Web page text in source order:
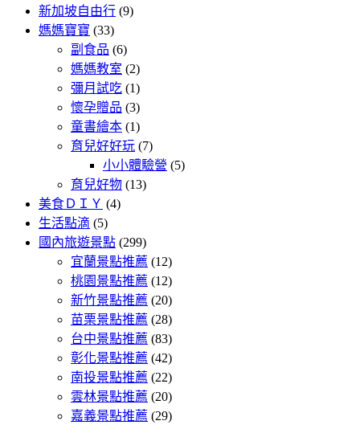
新加坡自由行 (9)
媽媽寶寶 (33)
副食品 (6)
媽媽教室 (2)
彌月試吃 (1)
懷孕贈品 (3)
童書繪本 (1)
育兒好好玩 (7)
小小體驗營 (5)
育兒好物 (13)
美食ＤＩＹ (4)
生活點滴 (5)
國內旅遊景點 (299)
宜蘭景點推薦 (12)
桃園景點推薦 (12)
新竹景點推薦 (20)
苗栗景點推薦 (28)
台中景點推薦 (83)
彰化景點推薦 (42)
南投景點推薦 (22)
雲林景點推薦 (20)
嘉義景點推薦 (29)